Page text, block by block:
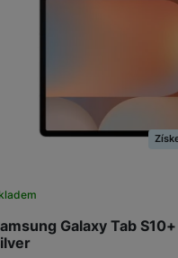
my nebo naši
Galaxy Tab